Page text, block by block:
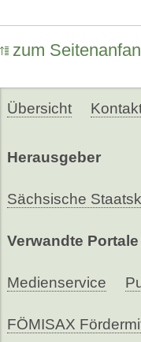
zum
Übersicht
Herausgeber
Sächsische
Verwandte Portale
Medienservice
FÖMISAX